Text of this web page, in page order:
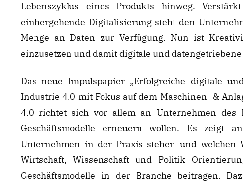
Lebenszyklus eines Produkts hinweg.
einhergehende Digitalisierung steht den
Menge an Daten zur Verfügung. Nun ist
einzusetzen und damit digitale und
Das neue Impulspapier „Erfolgreiche digitale
Industrie 4.0 mit Fokus auf dem Maschinen- &
4.0 richtet sich vor allem an Unternehmen des
Geschäftsmodelle erneuern wollen. Es zeigt
Unternehmen in der Praxis stehen und welchen
Wirtschaft, Wissenschaft und Politik
Geschäftsmodelle in der Branche beitragen.